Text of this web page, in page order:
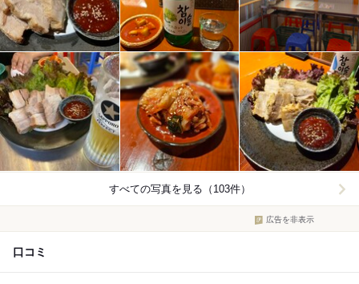
すべての写真を見る（103件）
広告を非表示
口コミ